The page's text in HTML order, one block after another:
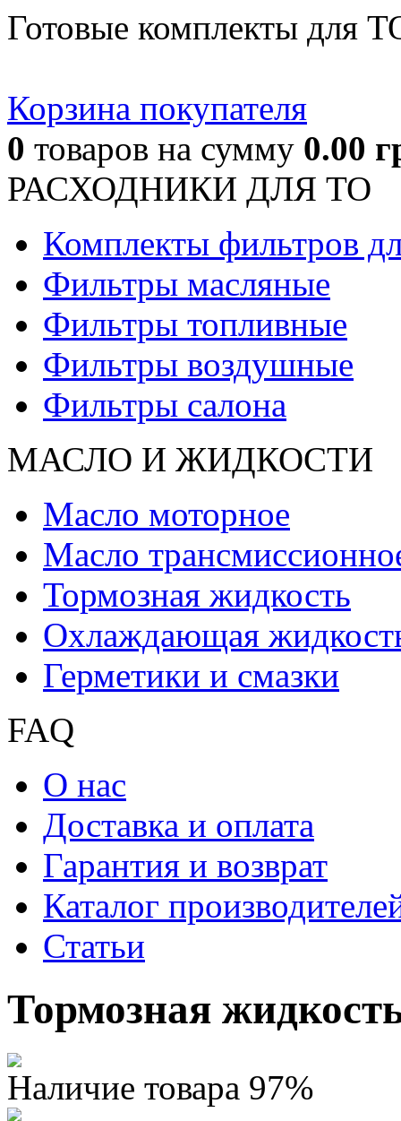
Готовые комплекты для
Корзина покупателя
0 товаров на сумму 0.00
РАСХОДНИКИ ДЛЯ ТО
Комплекты фильтров
Фильтры масляные
Фильтры топливные
Фильтры воздушные
Фильтры салона
МАСЛО И ЖИДКОCТИ
Масло моторное
Масло
Тормозная жидкость
Охлаждающая
Герметики и смазки
FAQ
О нас
Доставка и оплата
Гарантия и возврат
Каталог
Статьи
Тормозная
Наличие товара 97%